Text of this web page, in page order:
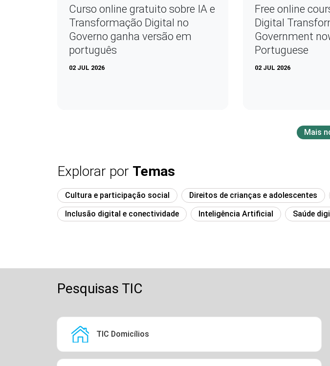
Curso online gratuito sobre IA e
Transformação Digital no
Governo ganha versão em
português
02 JUL 2026
Free online
Digital
Government
Portuguese
02 JUL 2026
Mais
Explorar por Temas
Cultura e participação social Direitos de crianças e adolescentes
Inclusão digital e conectividade
Inteligência Artificial Saúde
Pesquisas TIC
TIC Domicílios